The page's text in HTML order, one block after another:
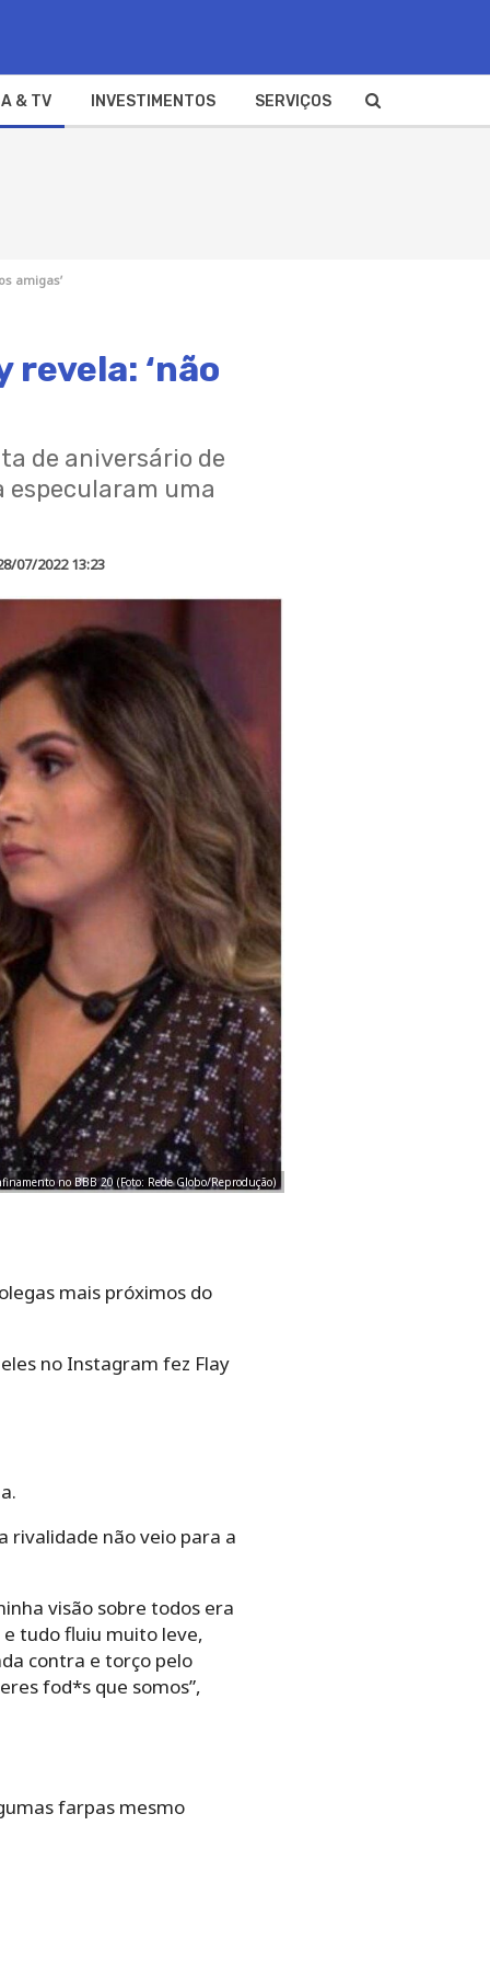
& TV INVESTIMENTOS SERVIÇOS
amigas’
revela: ‘não
de aniversário de
uma
07/2022 13:23
no BBB 20 (Foto: Rede Globo/Reprodução)
mais próximos do
no Instagram fez Flay
rivalidade não veio para a
visão sobre todos era
tudo fluiu muito leve,
contra e torço pelo
fod*s que somos”,
farpas mesmo